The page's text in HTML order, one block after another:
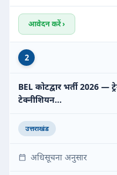
आवेदन करें ›
2
BEL कोटद्वार भर्ती 2026 —
टेक्नीशियन…
उत्तराखंड
अधिसूचना अनुसार